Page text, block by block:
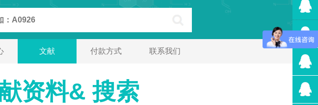
文献 付款方式 联系我们
资料& 搜索